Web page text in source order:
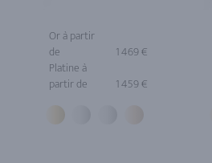
Or à partir
de
1 469 €
Platine à
partir de
1 459 €